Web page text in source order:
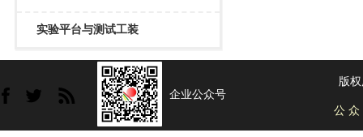
实验平台与测试工装
企业公众号
版
公 众